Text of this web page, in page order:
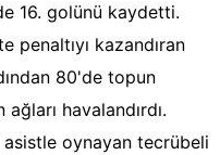
16. golünü kaydetti.
penaltıyı kazandıran
80'de topun
havalandırdı.
oynayan tecrübeli